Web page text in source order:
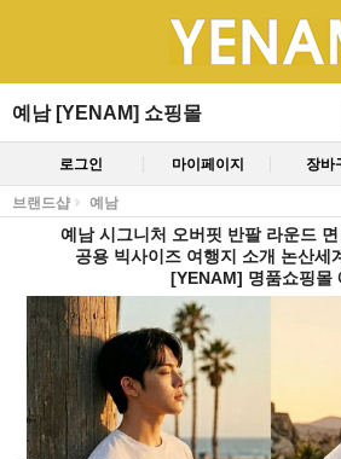
예남 [YENAM] 쇼핑몰
로그인 마이페이지 장바
브랜드샵 예남
예남 시그니처 오버핏 반팔 라운드
공용 빅사이즈 여행지 소개 논산세
[YENAM] 명품쇼핑몰